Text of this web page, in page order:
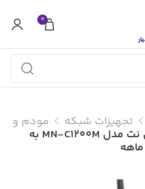
0
تجهیزات شبکه مودم و
مودم 4.5G/TD-LTE مبین نت مدل MN-C1200M به